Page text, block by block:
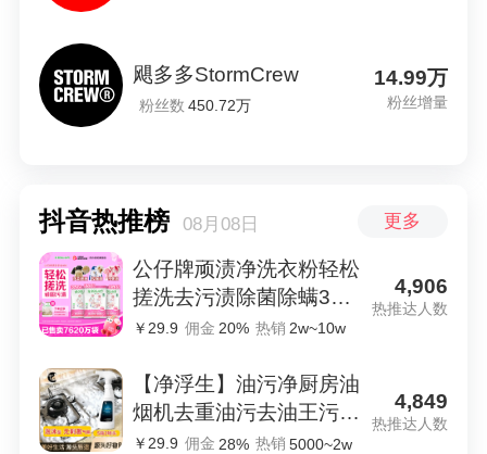
飓多多StormCrew
粉丝数 450.72万
14.99万
粉丝增量
抖音热推榜 08月08日 更多
公仔牌顽渍净洗衣粉轻松
搓洗去污渍除菌除螨3倍
洁净去渍家用去黄
￥29.9 佣金 20% 热销 2w~10w
4,906
热推达人数
【净浮生】油污净厨房油
烟机去重油污去油王污渍
清洁剂油烟净清洗剂
￥29.9 佣金 28% 热销 5000~2w
4,849
热推达人数